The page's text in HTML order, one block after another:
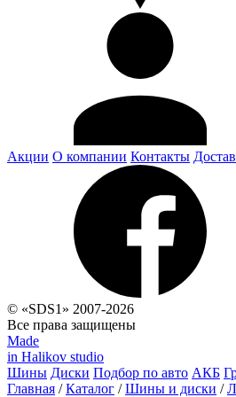
Акции О компании Контакты
© «SDS1» 2007-2026
Все права защищены
Made
in Halikov studio
Шины Диски Подбор по авто АКБ
Главная / Каталог / Шины и диски /